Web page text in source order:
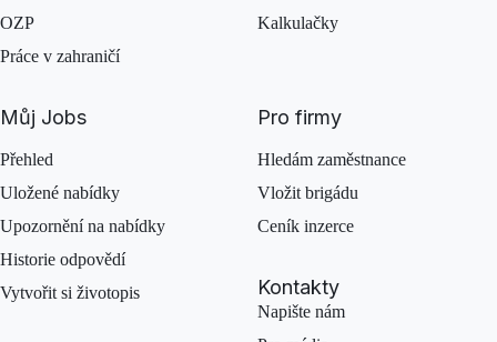
OZP
Práce v zahraničí
Kalkulačky
Můj Jobs
Přehled
Uložené nabídky
Upozornění na nabídky
Historie odpovědí
Vytvořit si životopis
Pro firmy
Hledám zaměstnance
Vložit brigádu
Ceník inzerce
Kontakty
Napište nám